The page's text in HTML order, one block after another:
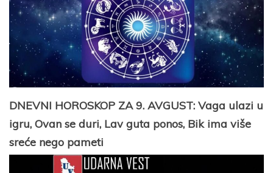
DNEVNI HOROSKOP ZA 9. AVGUST: Vaga ulazi u
igru, Ovan se duri, Lav guta ponos, Bik ima više
sreće nego pameti